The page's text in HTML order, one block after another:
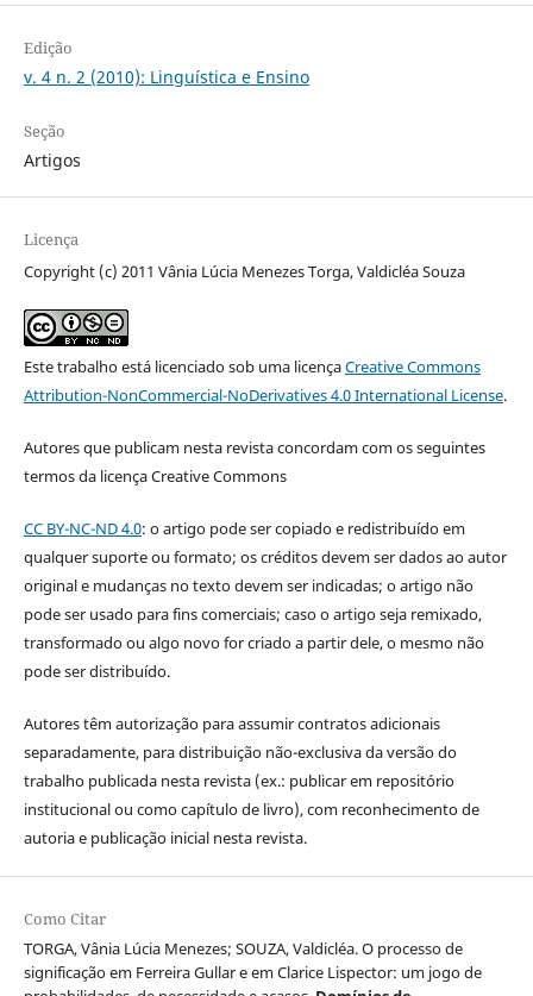
Edição
v. 4 n. 2 (2010): Linguística e Ensino
Seção
Artigos
Licença
Copyright (c) 2011 Vânia Lúcia Menezes Torga, Valdicléa Souza
Este trabalho está licenciado sob uma licençaCreative Commons
Attribution-NonCommercial-NoDerivatives 4.0 International License.
Autores que publicam nesta revista concordam com os seguintes
termos da licença Creative Commons
CC BY-NC-ND 4.0: o artigo pode ser copiado e redistribuído em
qualquer suporte ou formato; os créditos devem ser dados ao autor
original e mudanças no texto devem ser indicadas; o artigo não
pode ser usado para fins comerciais; caso o artigo seja remixado,
transformado ou algo novo for criado a partir dele, o mesmo não
pode ser distribuído.
Autores têm autorização para assumir contratos adicionais
separadamente, para distribuição não-exclusiva da versão do
trabalho publicada nesta revista (ex.: publicar em repositório
institucional ou como capítulo de livro), com reconhecimento de
autoria e publicação inicial nesta revista.
Como Citar
TORGA, Vânia Lúcia Menezes; SOUZA, Valdicléa. O processo de
significação em Ferreira Gullar e em Clarice Lispector: um jogo de